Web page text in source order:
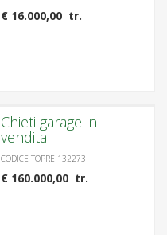
€ 16.000,00 tr.
Chieti garage in
vendita
CODICE TOPRE 132273
€ 160.000,00 tr.